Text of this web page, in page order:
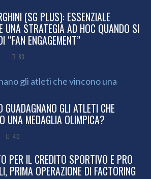
(SG PLUS): ESSENZIALE
UNA STRATEGIA AD HOC QUANDO SI
“FAN ENGAGEMENT”
83
GUADAGNANO GLI ATLETI CHE
UNA MEDAGLIA OLIMPICA?
40
PER IL CREDITO SPORTIVO E PRO
PRIMA OPERAZIONE DI FACTORING